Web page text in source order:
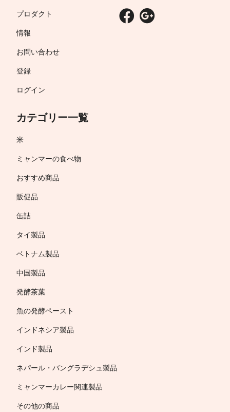
プロダクト
情報
お問い合わせ
登録
ログイン
カテゴリー一覧
米
ミャンマーの食べ物
おすすめ商品
販促品
缶詰
タイ製品
ベトナム製品
中国製品
発酵茶葉
魚の発酵ペースト
インドネシア製品
インド製品
ネパール・バングラデシュ製品
ミャンマーカレー関連製品
その他の商品